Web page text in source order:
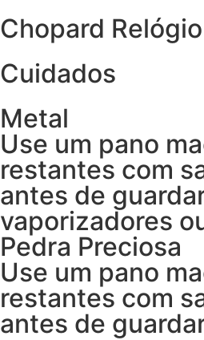
Chopard
Cuidados
Metal
Use um pano
restantes com
antes de
vaporizadores
Pedra Preciosa
Use um pano
restantes com
antes de